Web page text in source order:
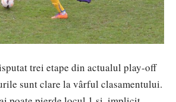
trei etape din actualul play-off
sunt clare la vârful clasamentului.